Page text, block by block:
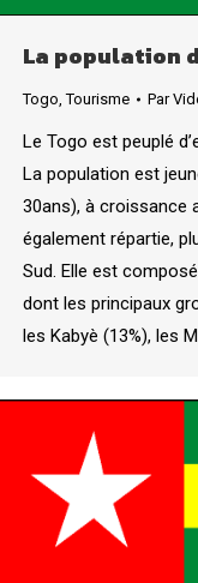
La population
Togo ,Tourisme Par
Le Togo est peuplé
La population est
30ans), à croissance
également répartie,
Sud. Elle est
dont les principaux
les Kabyè (13%), les